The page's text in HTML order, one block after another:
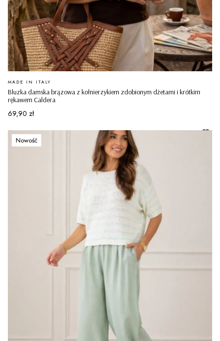
Bluzka damska brązowa z kołnierzykiem zdobionym dżetami i krótkim
rękawem Caldera
PRODUCENT
MADE IN ITALY
Cena
69,90 zł
Nowość